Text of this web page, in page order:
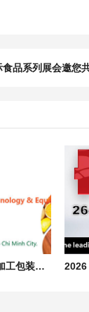
系列展会邀您共赴
2026 越南食品饮料及加工包装展会 Vietfood & Beverage & Propack